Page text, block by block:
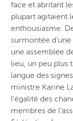
face et abritant
plupart agitaient
enthousiasme.
surmontée
une assemblée
lieu, un peu plus
langue des
ministre Karine
l’égalité des
membres de